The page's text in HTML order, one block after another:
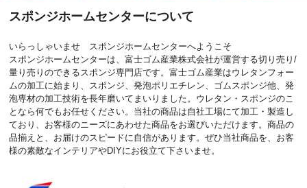
スポンジホームセンターについて
いらっしゃいませ スポンジホームセンターへようこそ
スポンジホームセンターは、富士ゴム産業株式会社が運営する切り売り/
量り売りのできるスポンジ専門店です。富士ゴム産業はウレタンフォー
ムの加工に始まり、スポンジ、発泡ポリエチレン、ゴムスポンジ他、発
泡専材の加工技術を長年磨いてまいりました。ウレタン・スポンジのこ
となら何でもお任せください。当社の商品は自社工場にて加工・製造し
ており、お客様のニーズにあわせた商品をお選びいただけます。商品の
品揃えと、お届けのスピードに自信があります。ぜひ当社商品を、お客
様の素敵なインテリアやDIYにお役立て下さいませ。